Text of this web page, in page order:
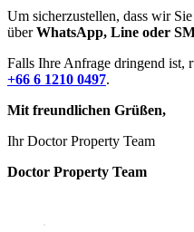
Um sicherzustellen, dass wir
überWhatsApp, Line oder
Falls Ihre Anfrage dringend ist,
+66 6 1210 0497.
Mit freundlichen Grüßen,
Ihr Doctor Property Team
Doctor Property Team